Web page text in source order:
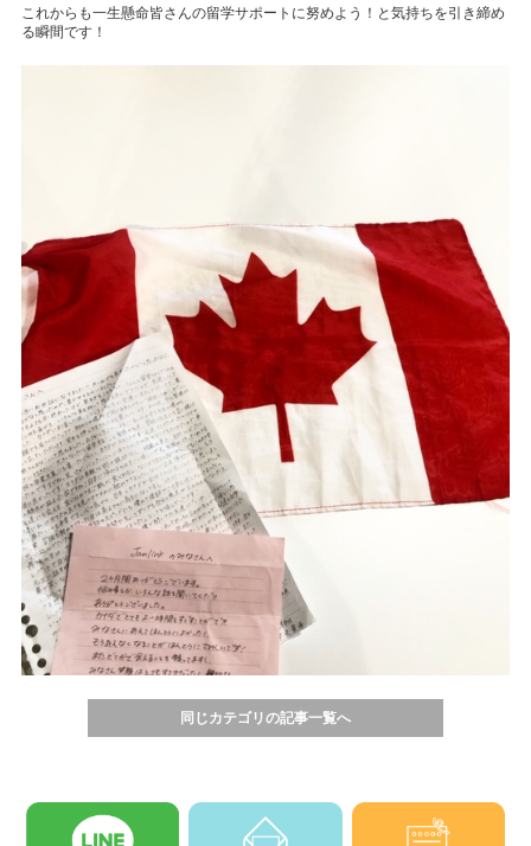
これからも一生懸命皆さんの留学サポートに努めよう！と気持ちを引き締め
る瞬間です！
同じカテゴリの記事一覧へ